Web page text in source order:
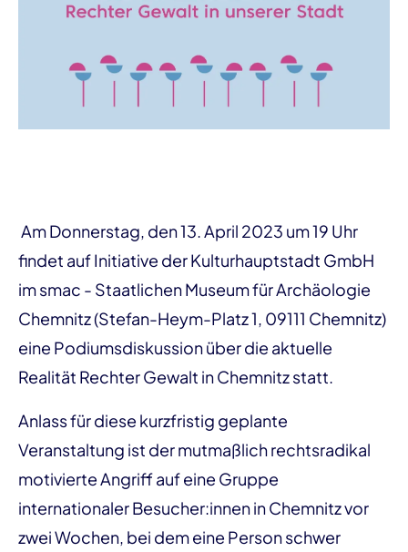
Am Donnerstag, den 13. April 2023 um 19 Uhr
findet auf Initiative der Kulturhauptstadt GmbH
im smac - Staatlichen Museum für Archäologie
Chemnitz (Stefan-Heym-Platz 1, 09111 Chemnitz)
eine Podiumsdiskussion über die aktuelle
Realität Rechter Gewalt in Chemnitz statt.
Anlass für diese kurzfristig geplante
Veranstaltung ist der mutmaßlich rechtsradikal
motivierte Angriff auf eine Gruppe
internationaler Besucher:innen in Chemnitz vor
zwei Wochen, bei dem eine Person schwer